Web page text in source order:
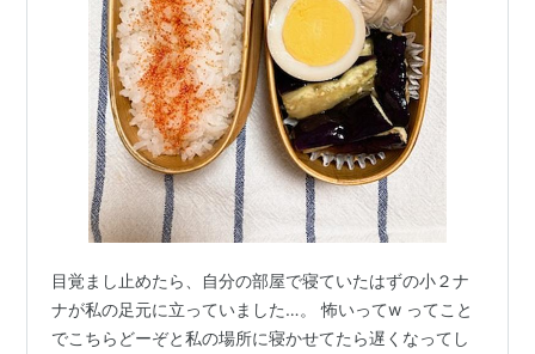
目覚まし止めたら、自分の部屋で寝ていたはずの小２ナ
ナが私の足元に立っていました…。 怖いってw ってこと
でこちらどーぞと私の場所に寝かせてたら遅くなってし